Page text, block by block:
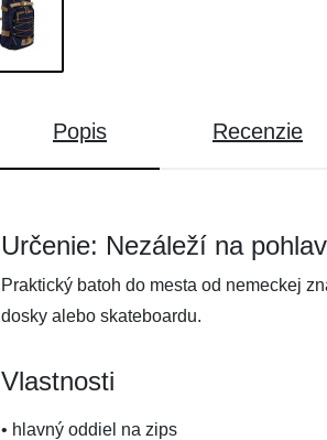
Popis Recenzie
Určenie: Nezáleží na
Praktický batoh do mesta od nemeckej
dosky alebo skateboardu.
Vlastnosti
• hlavný oddiel na zips